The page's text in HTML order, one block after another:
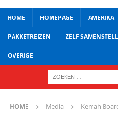
HOME HOMEPAGE AMERIKA
PAKKETREIZEN ZELF
OVERIGE
HOME Media Kemah